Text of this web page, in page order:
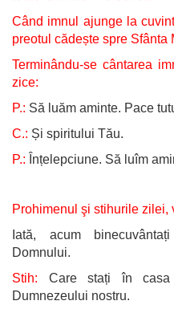
Când imnul ajunge la
preotul cădește spre Sfânta
Terminându-se cântarea
zice:
P.: Să luăm aminte. Pace
C.: Și spiritului Tău.
P.: Înțelepciune. Să luîm
Prohimenul şi stihurile zilei,
Iată, acum
Domnului.
Stih: Care stați în casa
Dumnezeului nostru.